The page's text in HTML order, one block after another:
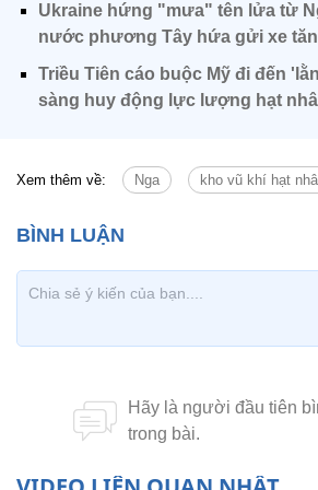
Ukraine hứng "mưa" tên lửa từ
nước phương Tây hứa gửi xe
Triều Tiên cáo buộc Mỹ đi đến
sàng huy động lực lượng hạt
Xem thêm về: Nga kho vũ khí hạt